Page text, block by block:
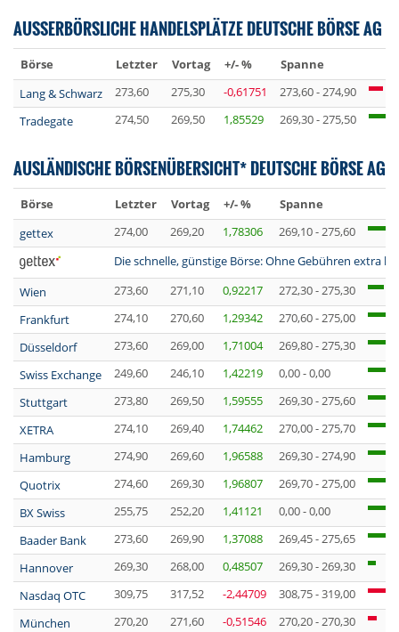
AUSSERBÖRSLICHE HANDELSPLÄTZE DEUTSCHE BÖRSE AG
Börse Letzter Vortag +/- %
Spanne
Lang & Schwarz
273,60 275,30 -0,61751
273,60 - 274,90
Tradegate
274,50 269,50 1,85529 269,30 - 275,50
AUSLÄNDISCHE BÖRSENÜBERSICHT* DEUTSCHE BÖRSE AG
Börse Letzter Vortag +/- %
Spanne
gettex
274,00 269,20 1,78306
269,10 - 275,60
Die schnelle, günstige Börse: Ohne Gebühren extra
Wien
273,60 271,10 0,92217
272,30 - 275,30
Frankfurt
274,10 270,60 1,29342
270,60 - 275,00
Düsseldorf
273,60 269,00 1,71004
269,80 - 275,30
Swiss Exchange
249,60 246,10 1,42219
0,00 - 0,00
Stuttgart
273,80 269,50 1,59555
269,30 - 275,60
XETRA
274,10 269,40 1,74462
270,00 - 275,70
Hamburg
274,90 269,60 1,96588
269,30 - 274,90
Quotrix
274,60 269,30 1,96807
269,70 - 275,00
BX Swiss
255,75 252,20 1,41121
0,00 - 0,00
Baader Bank
273,60 269,90 1,37088
269,45 - 275,65
Hannover
269,30 268,00 0,48507
269,30 - 269,30
Nasdaq OTC
309,75 317,52 -2,44709
308,75 - 319,00
München
270,20 271,60 -0,51546
270,20 - 270,30